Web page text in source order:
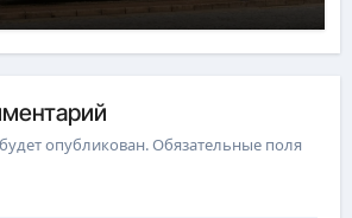
опубликован.Обязательные поля